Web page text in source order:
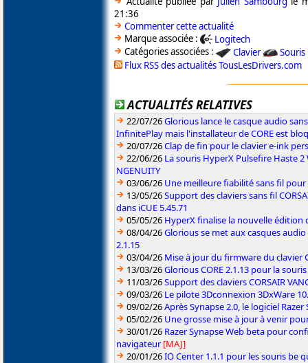
21:36
Commenter cette actualité
Marque associée :
Logitech
Catégories associées :
Clavier
Souris
Flux RSS des actualités TousLesDrivers.com
ACTUALITÉS RELATIVES
22/07/26Glorious lance le casque audio
InfinitePlay mais l'installateur de CORE est
20/07/26Clap de fin pour le clavier e-ink
22/06/26 La souris HyperX Pulsefire Haste
NGENUITY
03/06/26 Une meilleure fiabilité sans fil pour
13/05/26Support des claviers sans fil
dans iCUE 5.45.71
05/05/26 HyperX finalise la nouvelle édition
08/04/26Glorious se met aux casques audio
2.1.15
03/04/26 Mise à jour du firmware du clavier
13/03/26Glorious CORE 2.1.13 pour la
11/03/26Support des claviers CORSAIR
09/03/26 Le pilote 3Dconnexion 3DxWare
09/02/26Après Synapse 2.0, le logiciel
05/02/26 Une grosse mise à jour à venir
30/01/26 Razer Synapse Web beta pour
navigateur [MAJ]
20/01/26IO Center 1.1.1 pour les souris be